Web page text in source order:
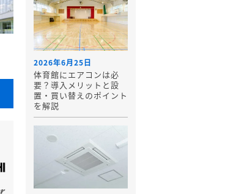
2026年6月25日
体育館にエアコンは必
要？導入メリットと設
置・買い替えのポイント
を解説